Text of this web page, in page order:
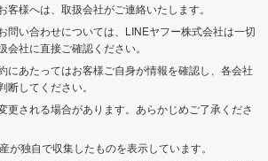
客様へは、取扱会社がご連絡いたします。
問い合わせについては、LINEヤフー株式会社は一切
社に直接ご確認ください。
にあたってはお客様ご自身が情報を確認し、各会社
断してください。
更される場合があります。あらかじめご了承くださ
が独自で収集したものを表示しています。